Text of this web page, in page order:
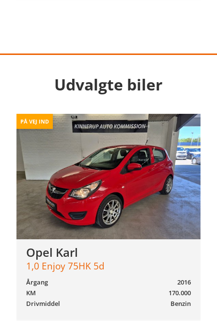
Udvalgte biler
PÅ VEJ IND
Opel Karl
1,0 Enjoy 75HK 5d
2016
Årgang
170.000
KM
Benzin
Drivmiddel